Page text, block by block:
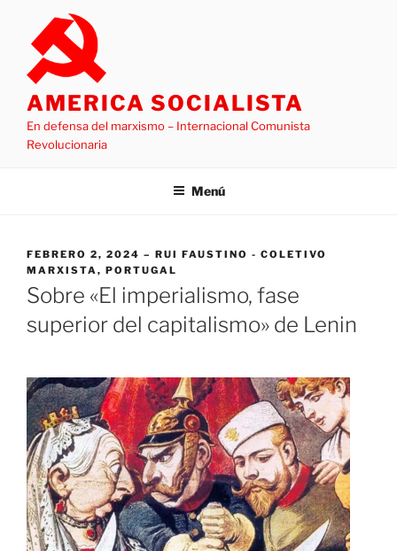
contenido
AMERICA SOCIALISTA
En defensa del marxismo – Internacional Comunista
Revolucionaria
Menú
PUBLICADO
EL
FEBRERO 2, 2024
RUI FAUSTINO - COLETIVO
MARXISTA, PORTUGAL
Sobre «El imperialismo, fase
superior del capitalismo» de Lenin